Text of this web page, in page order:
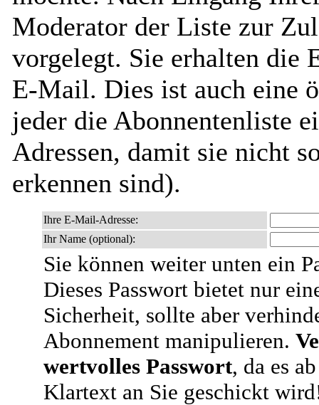
Moderator der Liste zur
vorgelegt. Sie erhalten die
E-Mail. Dies ist auch eine
jeder die Abonnentenliste
Adressen, damit sie nicht
erkennen sind).
Ihre E-Mail-Adresse:
Ihr Name (optional):
Sie können weiter unten ein
Dieses Passwort bietet nur
Sicherheit, sollte aber
Abonnement manipulieren.
wertvolles Passwort, da es
Klartext an Sie geschickt